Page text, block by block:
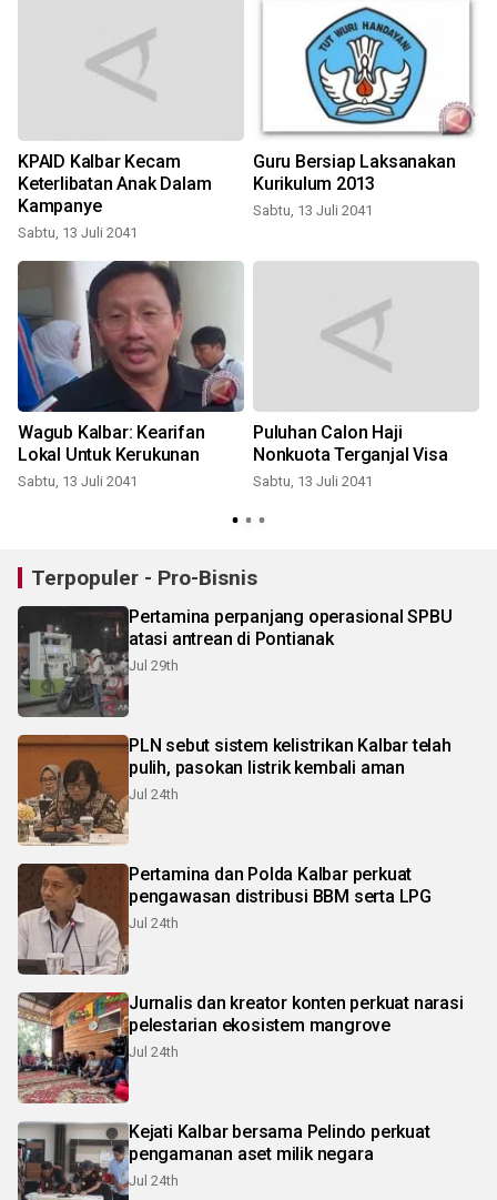
KPAID Kalbar Kecam
Keterlibatan Anak Dalam
Kampanye
Sabtu, 13 Juli 2041
Guru Bersiap Laksanakan
Kurikulum 2013
Sabtu, 13 Juli 2041
Wagub Kalbar: Kearifan
Lokal Untuk Kerukunan
Sabtu, 13 Juli 2041
Puluhan Calon Haji
Nonkuota Terganjal Visa
Sabtu, 13 Juli 2041
Terpopuler - Pro-Bisnis
Pertamina perpanjang operasional SPBU
atasi antrean di Pontianak
Jul 29th
PLN sebut sistem kelistrikan Kalbar telah
pulih, pasokan listrik kembali aman
Jul 24th
Pertamina dan Polda Kalbar perkuat
pengawasan distribusi BBM serta LPG
Jul 24th
Jurnalis dan kreator konten perkuat narasi
pelestarian ekosistem mangrove
Jul 24th
Kejati Kalbar bersama Pelindo perkuat
pengamanan aset milik negara
Jul 24th